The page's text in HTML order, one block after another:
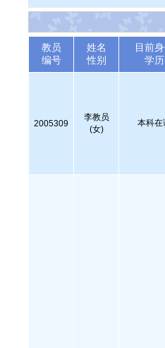
教员
编号
姓名
性别
目前
学历
2005309
李教员
(女)
本科在